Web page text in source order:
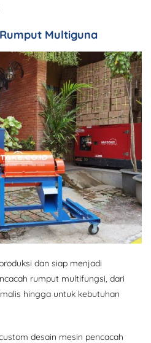
Multiguna
dan siap menjadi
rumput multifungsi, dari
hingga untuk kebutuhan
desain mesin pencacah